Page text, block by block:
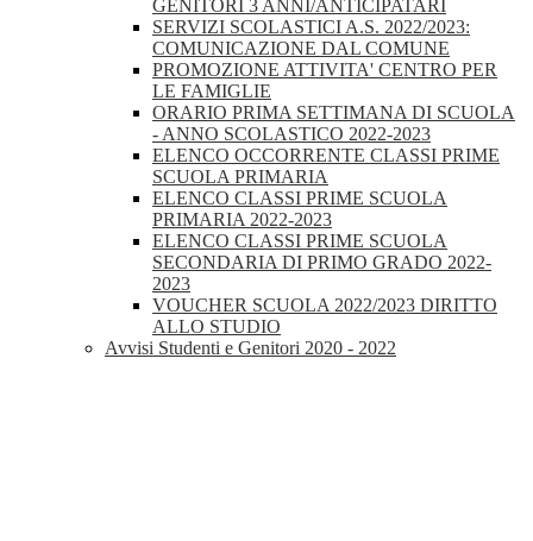
GENITORI 3 ANNI/ANTICIPATARI
SERVIZI SCOLASTICI A.S. 2022/2023:
COMUNICAZIONE DAL COMUNE
PROMOZIONE ATTIVITA' CENTRO PER
LE FAMIGLIE
ORARIO PRIMA SETTIMANA DI SCUOLA
- ANNO SCOLASTICO 2022-2023
ELENCO OCCORRENTE CLASSI PRIME
SCUOLA PRIMARIA
ELENCO CLASSI PRIME SCUOLA
PRIMARIA 2022-2023
ELENCO CLASSI PRIME SCUOLA
SECONDARIA DI PRIMO GRADO 2022-
2023
VOUCHER SCUOLA 2022/2023 DIRITTO
ALLO STUDIO
Avvisi Studenti e Genitori 2020 - 2022